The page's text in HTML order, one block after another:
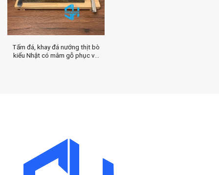
Tấm đá, khay đá nướng thịt bò
kiểu Nhật có mâm gỗ phục vụ